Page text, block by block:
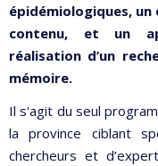
épidémiologiques,
contenu, et un
réalisation d’un
mémoire.
Il s'agit du seul
la province ciblant
chercheurs et